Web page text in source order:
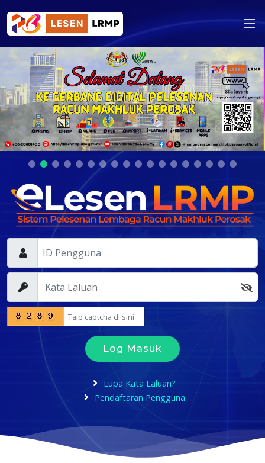
Log Masuk
Lupa Kata Laluan?
Pendaftaran Pengguna